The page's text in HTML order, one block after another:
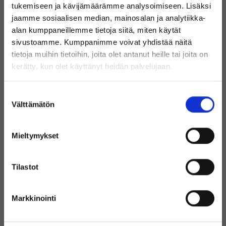
tukemiseen ja kävijämäärämme analysoimiseen. Lisäksi
jaamme sosiaalisen median, mainosalan ja analytiikka-
alan kumppaneillemme tietoja siitä, miten käytät
sivustoamme. Kumppanimme voivat yhdistää näitä
tietoja muihin tietoihin, joita olet antanut heille tai joita on
kerätty, kun olet käyttänyt heidän palvelujaan.
valinta
Välttämätön
Mieltymykset
Tilastot
Markkinointi
Valikoimastamme löydät
huippubrändien tuotteita edulliseen
hintaan!
Käytetyt IT-laitteet laajasta
valikoimasta
Tervetuloa Inregon verkkokauppaan!